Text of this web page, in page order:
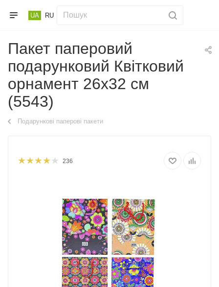
UA RU
Пакет паперовий
подарунковий Квітковий
орнамент 26х32 см
(5543)
Подарункові паперові пакети
236